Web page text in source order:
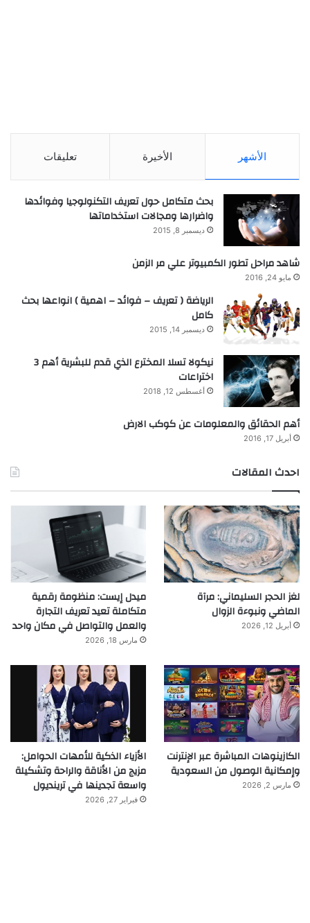
الأشهر الأخيرة تعليقات
بحث متكامل حول تعريف التكنولوجيا وفوائدها
واضرارها ومجالات استخداماتها
ديسمبر 8, 2015
شاهد مراحل تطور الكمبيوتر علي مر الزمن
مايو 24, 2016
الرياضة ( تعريف – فوائد – اهمية ) انواعها بحث
كامل
ديسمبر 14, 2015
نيكولا تسلا المخترع الذي قدم للبشرية أهم 3
اختراعات
أغسطس 12, 2018
أهم الحقائق والمعلومات عن كوكب الارض
أبريل 17, 2016
احدث المقالات
لغز الحجر السليماني: مرآة
الماضي ونبوءة الزوال
أبريل 12, 2026
ميدل إيست: منظومة رقمية
متكاملة تعيد تعريف التجارة
والعمل والتواصل في مكان واحد
مارس 18, 2026
الكازينوهات المباشرة عبر الإنترنت
وإمكانية الوصول من السعودية
مارس 2, 2026
الأزياء الذكية للأمهات الحوامل:
مزيج من الأناقة والراحة وتشكيلة
واسعة تجدينها في ترينديول
فبراير 27, 2026